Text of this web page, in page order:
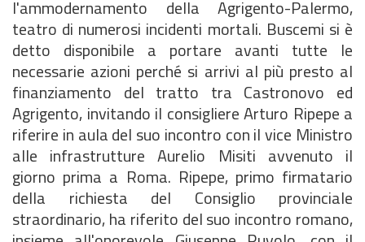
l'ammodernamento della Agrigento-Palermo,
teatro di numerosi incidenti mortali. Buscemi si è
detto disponibile a portare avanti tutte le
necessarie azioni perché si arrivi al più presto al
finanziamento del tratto tra Castronovo ed
Agrigento, invitando il consigliere Arturo Ripepe a
riferire in aula del suo incontro con il vice Ministro
alle infrastrutture Aurelio Misiti avvenuto il
giorno prima a Roma. Ripepe, primo firmatario
della richiesta del Consiglio provinciale
straordinario, ha riferito del suo incontro romano,